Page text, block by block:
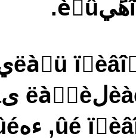
رنهëàٍü ïًèâîًîٍ َ ïًèçيàييîمî
ٌïهِèàëèٌٍà â îلëàٌٍè ىàمèè,
دîوèçيهييûé ïًèâîًîٍ, ءهëûé ىàم,